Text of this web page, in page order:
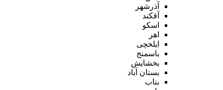
آذرشهر
آقکند
اسکو
اهر
ایلخچی
باسمنج
بخشایش
بستان آباد
بناب